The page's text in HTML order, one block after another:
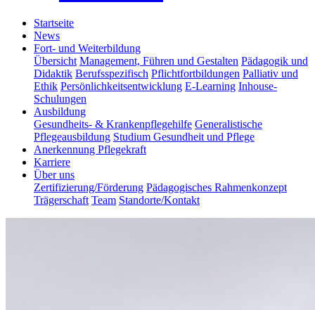
Startseite
News
Fort- und Weiterbildung
Übersicht Management, Führen und Gestalten Pädagogik und
Didaktik Berufsspezifisch Pflichtfortbildungen Palliativ und
Ethik Persönlichkeitsentwicklung E-Learning Inhouse-
Schulungen
Ausbildung
Gesundheits- & Krankenpflegehilfe Generalistische
Pflegeausbildung Studium Gesundheit und Pflege
Anerkennung Pflegekraft
Karriere
Über uns
Zertifizierung/Förderung Pädagogisches Rahmenkonzept
Trägerschaft Team Standorte/Kontakt